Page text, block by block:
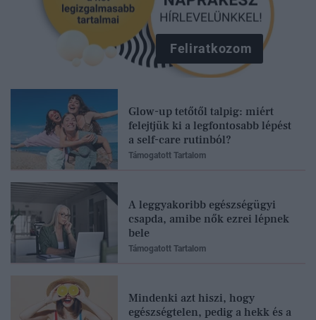
Feliratkozom
Glow-up tetőtől talpig: miért
felejtjük ki a legfontosabb lépést
a self-care rutinból?
Támogatott Tartalom
A leggyakoribb egészségügyi
csapda, amibe nők ezrei lépnek
bele
Támogatott Tartalom
Mindenki azt hiszi, hogy
egészségtelen, pedig a hekk és a